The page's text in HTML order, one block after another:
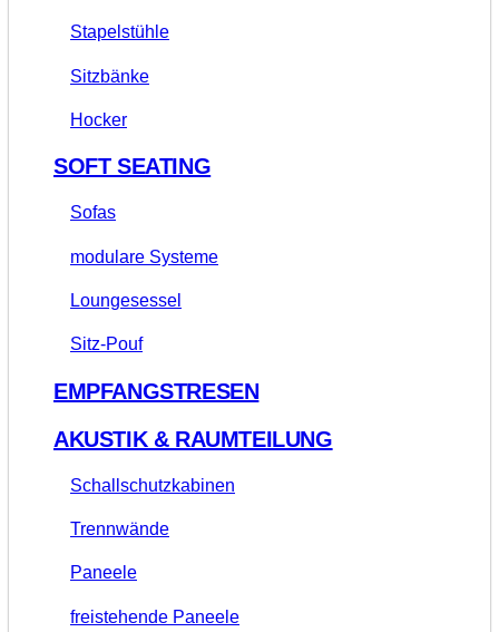
Stapelstühle
Sitzbänke
Hocker
SOFT SEATING
Sofas
modulare Systeme
Loungesessel
Sitz-Pouf
EMPFANGSTRESEN
AKUSTIK & RAUMTEILUNG
Schallschutzkabinen
Trennwände
Paneele
freistehende Paneele